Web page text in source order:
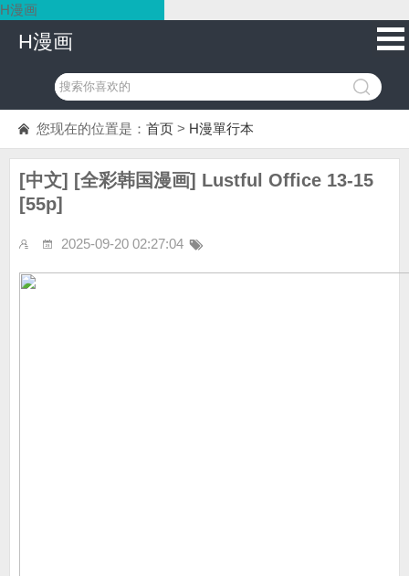
H漫画
H漫画
您现在的位置是： 首页 > H漫單行本
[中文] [全彩韩国漫画] Lustful Office 13-15
[55p]
2025-09-20 02:27:04